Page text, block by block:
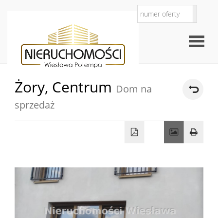
O
Żory, Centrum Dom na
sprzedaż